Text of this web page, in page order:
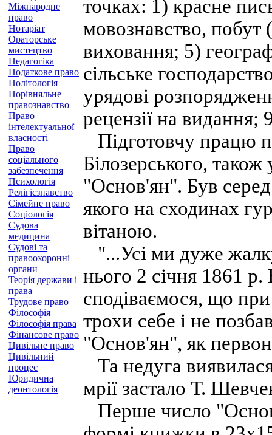
Міжнародне
право
Нотаріат
Ораторське
мистецтво
Педагогіка
Податкове право
Політологія
Порівняльне
правознавство
Право
інтелектуальної
власності
Право
соціального
забезпечення
Психологія
Релігієзнавство
Сімейне право
Соціологія
Судова
медицина
Судові та
правоохоронні
органи
Теорія держави і
права
Трудове право
Філософія
Філософія права
Фінансове право
Цивільне право
Цивільний
процес
Юридична
деонтологія
точках: 1) красне
мовознавство, побут
виховання; 5)
сільське
урядові
рецензії на видання;
Підготовчу працю
Білозерського,
"Основ'ян". Був
якого на сходинах
вітаною.
"...Усі ми дуже
нього 2 січня 1861
сподіваємося, що
трохи себе і не
"Основ'ян", як
Та недуга
мрії застало Т.
Перше число